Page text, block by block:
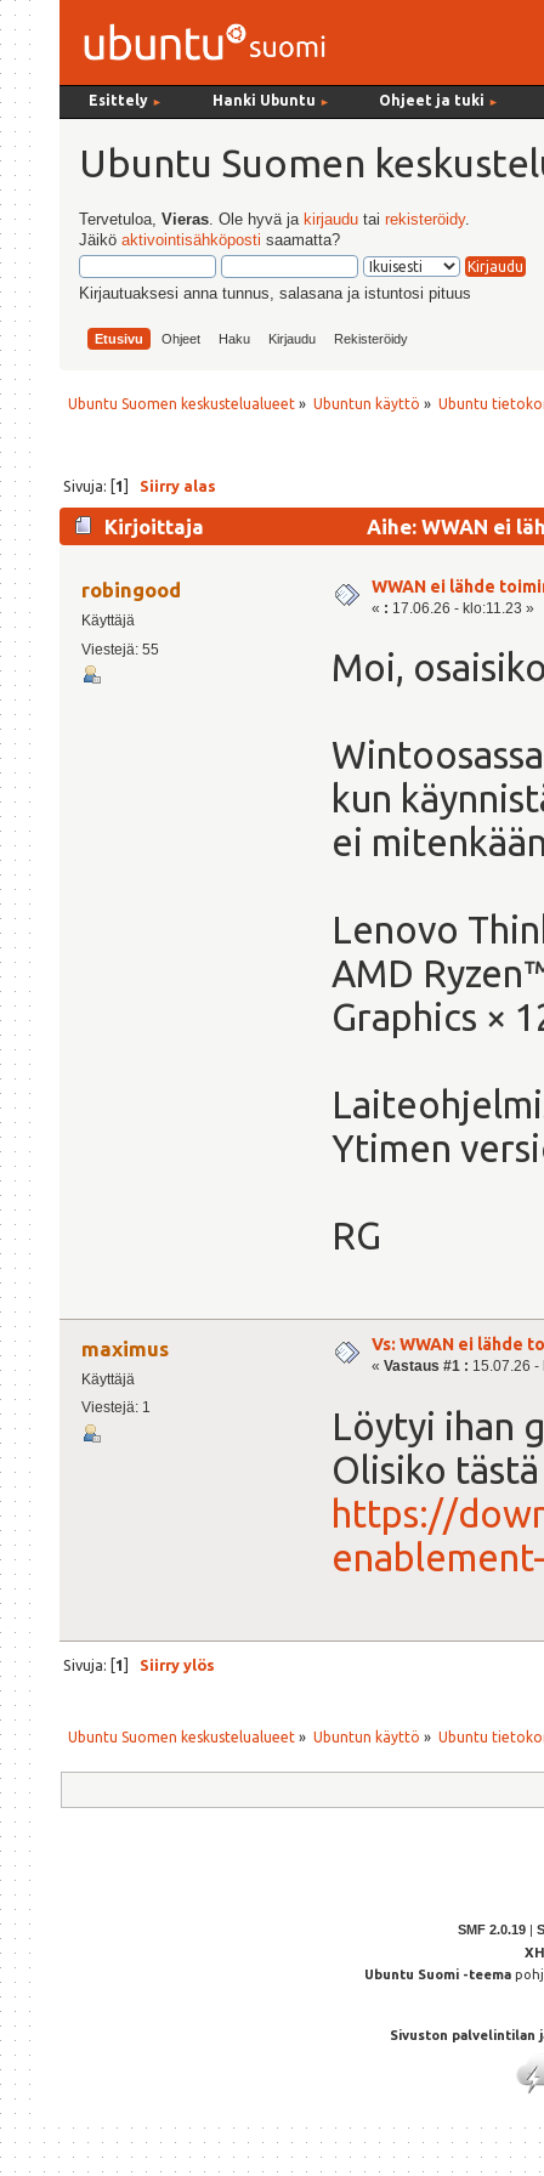
Esittely ► Hanki Ubuntu ► Ohjeet ja tuki ►
Ubuntu Suomen
Tervetuloa,Vieras . Ole hyvä ja kirjaudu tairekisteröidy.
Jäiköaktivointisähköposti saamatta?
Kirjautuaksesi anna tunnus, salasana ja istuntosi pituus
Etusivu Ohjeet Haku Kirjaudu Rekisteröidy
Ubuntu Suomen keskustelualueet » Ubuntun käyttö » Ubuntu
Sivuja: [1] Siirry alas
Kirjoittaja Aihe: WWAN ei
robingood
Käyttäjä
Viestejä: 55
WWAN ei lähde
« : 17.06.26 - klo:11.23 »
Moi,
kun
ei
Lenovo
AMD
Graphics ×
Ytimen
RG
maximus
Käyttäjä
Viestejä: 1
Vs: WWAN ei lähde
« Vastaus #1 : 15.07.26 -
Löytyi ihan
Olisiko
https://
Sivuja: [1] Siirry ylös
Ubuntu Suomen keskustelualueet » Ubuntun käyttö » Ubuntu
SMF 2.0.19 |
Ubuntu Suomi -teema
Sivuston palvelintilan